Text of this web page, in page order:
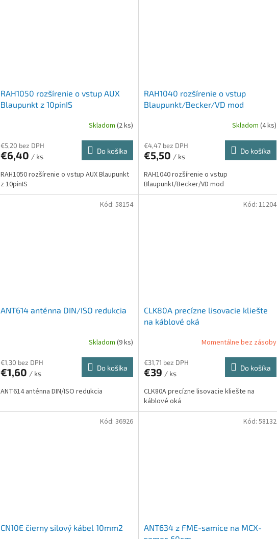
RAH1050 rozšírenie o vstup AUX
Blaupunkt z 10pinIS
Skladom (2 ks)
€5,20 bez DPH
€6,40 / ks
Do košíka
RAH1050 rozšírenie o vstup AUX Blaupunkt
z 10pinIS
RAH1040 rozšírenie o vstup
Blaupunkt/Becker/VD mod
Skladom (4 ks)
€4,47 bez DPH
€5,50 / ks
Do košíka
RAH1040 rozšírenie o vstup
Blaupunkt/Becker/VD mod
ANT614 anténna DIN/ISO redukcia
Skladom (9 ks)
€1,30 bez DPH
€1,60 / ks
Do košíka
ANT614 anténna DIN/ISO redukcia
Kód: 58154
CLK80A precízne lisovacie kliešte
na káblové oká
Momentálne bez zásoby
€31,71 bez DPH
€39 / ks
Do košíka
CLK80A precízne lisovacie kliešte na
káblové oká
Kód: 11204
CN10E čierny silový kábel 10mm2
Kód: 36926
ANT634 z FME-samice na MCX-
Kód: 58132